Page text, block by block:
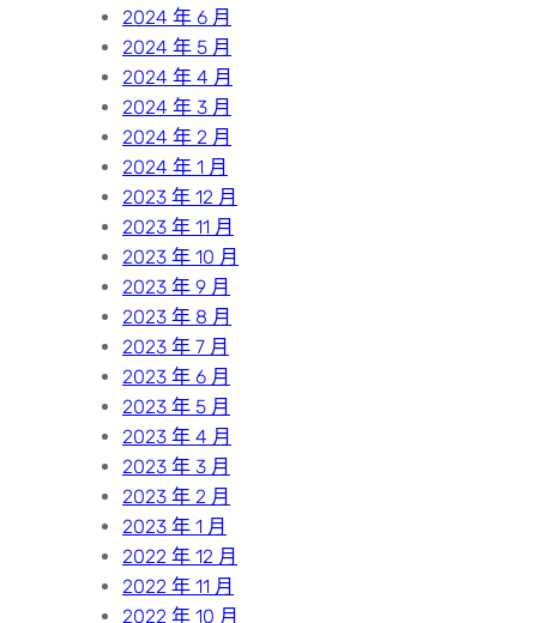
2024 年 6 月
2024 年 5 月
2024 年 4 月
2024 年 3 月
2024 年 2 月
2024 年 1 月
2023 年 12 月
2023 年 11 月
2023 年 10 月
2023 年 9 月
2023 年 8 月
2023 年 7 月
2023 年 6 月
2023 年 5 月
2023 年 4 月
2023 年 3 月
2023 年 2 月
2023 年 1 月
2022 年 12 月
2022 年 11 月
2022 年 10 月